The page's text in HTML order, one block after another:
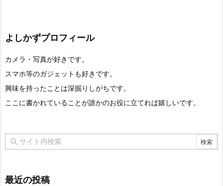
よしかずプロフィール
カメラ・写真が好きです。
スマホ等のガジェットも好きです。
興味を持ったことは深掘りしがちです。
ここに書かれていることが誰かのお役に立てれば嬉しいです。
最近の投稿